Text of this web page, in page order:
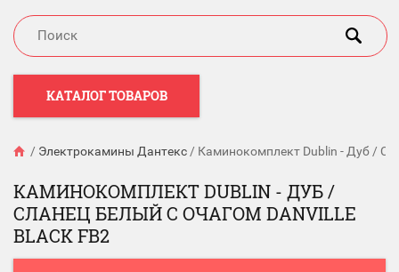
КАТАЛОГ ТОВАРОВ
/ Электрокамины Дантекс / Каминокомплект Dublin - Дуб /
КАМИНОКОМПЛЕКТ DUBLIN - ДУБ /
СЛАНЕЦ БЕЛЫЙ С ОЧАГОМ DANVILLE
BLACK FB2